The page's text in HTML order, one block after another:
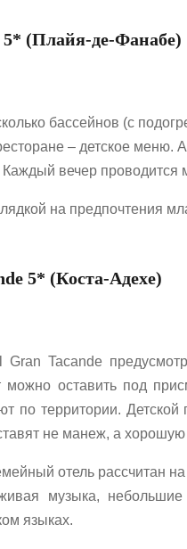
(Плайя-де-Фанабе)
бассейнов (с
– детское
Каждый вечер проводится
на предпочтения
5* (Коста-Адехе)
Gran Tacande
можно оставить под
по территории.
не манеж, а
отель рассчитан
музыка,
языках.